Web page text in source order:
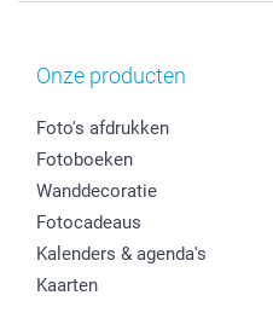
Onze producten
Foto's afdrukken
Fotoboeken
Wanddecoratie
Fotocadeaus
Kalenders & agenda's
Kaarten